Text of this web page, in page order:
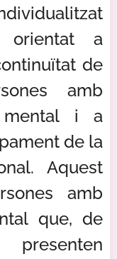
orientat a
de
amb
mental i a
de la
Aquest
amb
que, de
presenten